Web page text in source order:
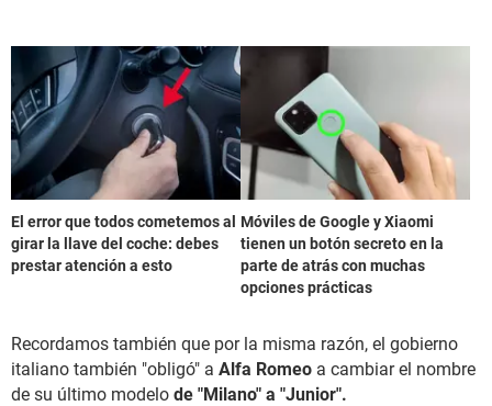
El error que todos cometemos al
girar la llave del coche: debes
prestar atención a esto
Móviles de Google y Xiaomi
tienen un botón secreto en la
parte de atrás con muchas
opciones prácticas
Recordamos también que por la misma razón, el gobierno
italiano también "obligó" a Alfa Romeo a cambiar el nombre
de su último modelo de "Milano" a "Junior".